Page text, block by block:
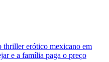
erótico mexicano em
e a família paga o preço